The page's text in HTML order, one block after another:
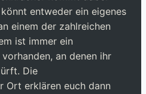
entweder ein eigenes
einem der zahlreichen
ist immer ein
an denen ihr
Die
Ort erklären euch dann